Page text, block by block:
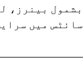
بشمول بینرز،
سائٹس میں